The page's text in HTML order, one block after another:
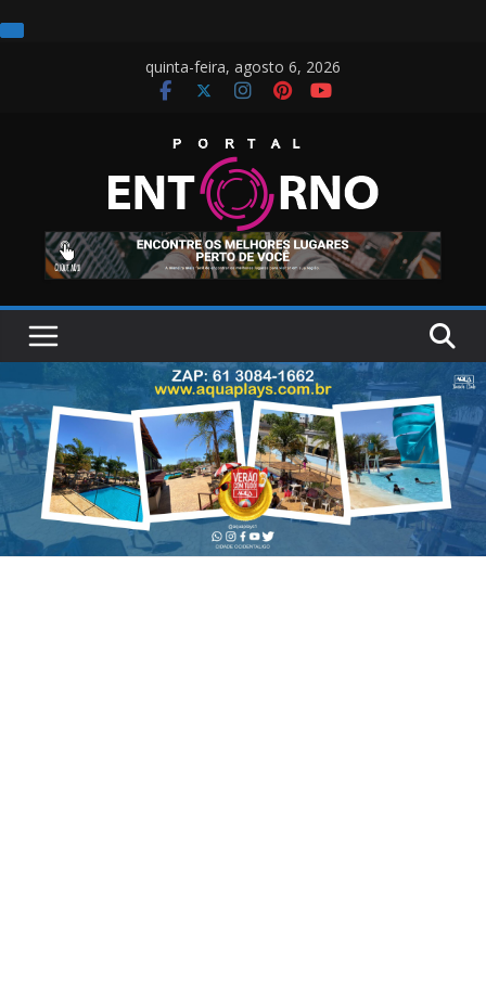
quinta-feira, agosto 6, 2026